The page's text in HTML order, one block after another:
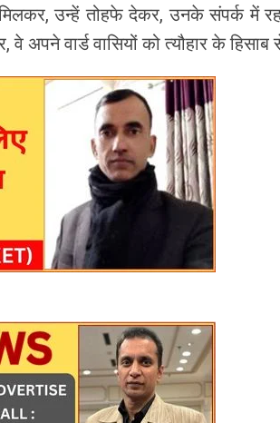
उन्हें तोहफे देकर, उनके संपर्क में
वे अपने वार्ड वासियों को त्यौहार के